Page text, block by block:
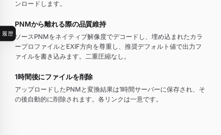
履歴
ンロードします。
PNMから離れる際の品質維持
ソースPNMをネイティブ解像度でデコードし、埋め込まれたカラ
ープロファイルとEXIF方向を尊重し、推奨デフォルト値で出力フ
ァイルを書き込みます。二重圧縮なし。
1時間後にファイルを削除
アップロードしたPNMと変換結果は1時間サーバーに保存され、そ
の後自動的に削除されます。各リンクは一意です。